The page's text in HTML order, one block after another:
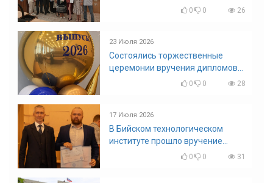
0 0 26
23 Июля 2026
Состоялись торжественные
церемонии вручения дипломов
0 0 28
17 Июля 2026
В Бийском технологическом
институте прошло вручение
0 0 31